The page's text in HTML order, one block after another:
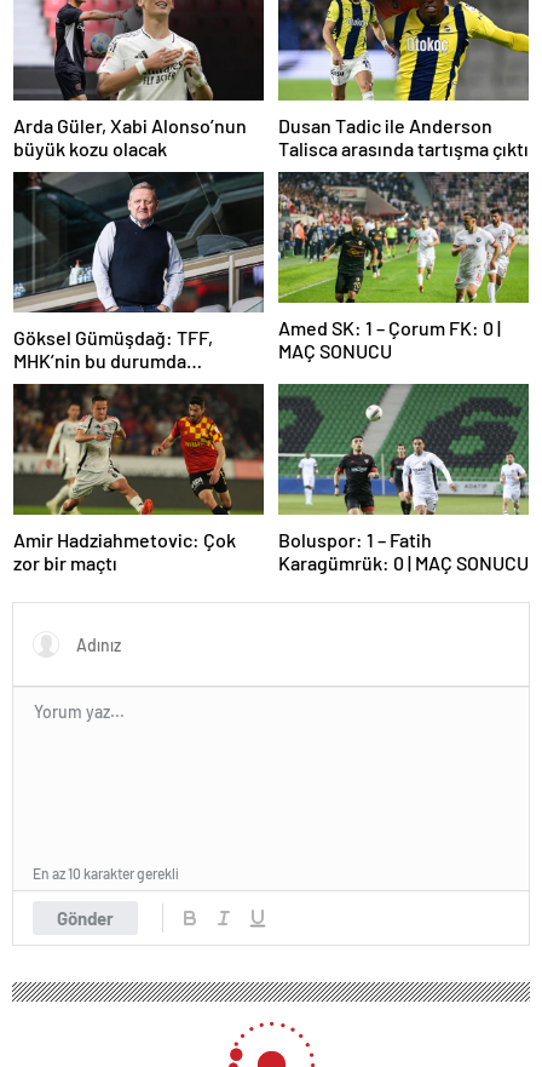
Arda Güler, Xabi Alonso’nun
büyük kozu olacak
Dusan Tadic ile Anderson
Talisca arasında tartışma çıktı
Göksel Gümüşdağ: TFF,
MHK’nin bu durumda
olmasının sorumlusudur
Amed SK: 1 – Çorum FK: 0 |
MAÇ SONUCU
Amir Hadziahmetovic: Çok
zor bir maçtı
Boluspor: 1 – Fatih
Karagümrük: 0 | MAÇ SONUCU
Gönder
En az 10 karakter gerekli